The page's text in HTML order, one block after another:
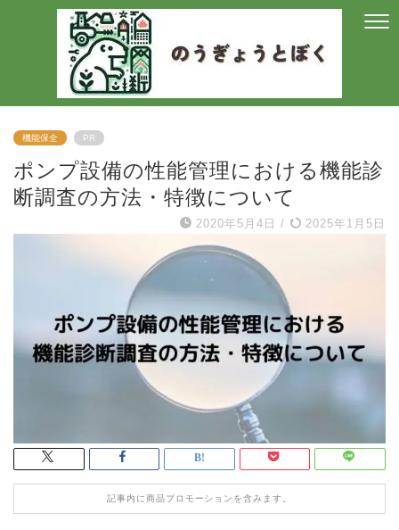
機能保全 PR
ポンプ設備の性能管理における機能診
断調査の方法・特徴について
2020年5月4日 / 2025年1月5日
記事内に商品プロモーションを含みます。